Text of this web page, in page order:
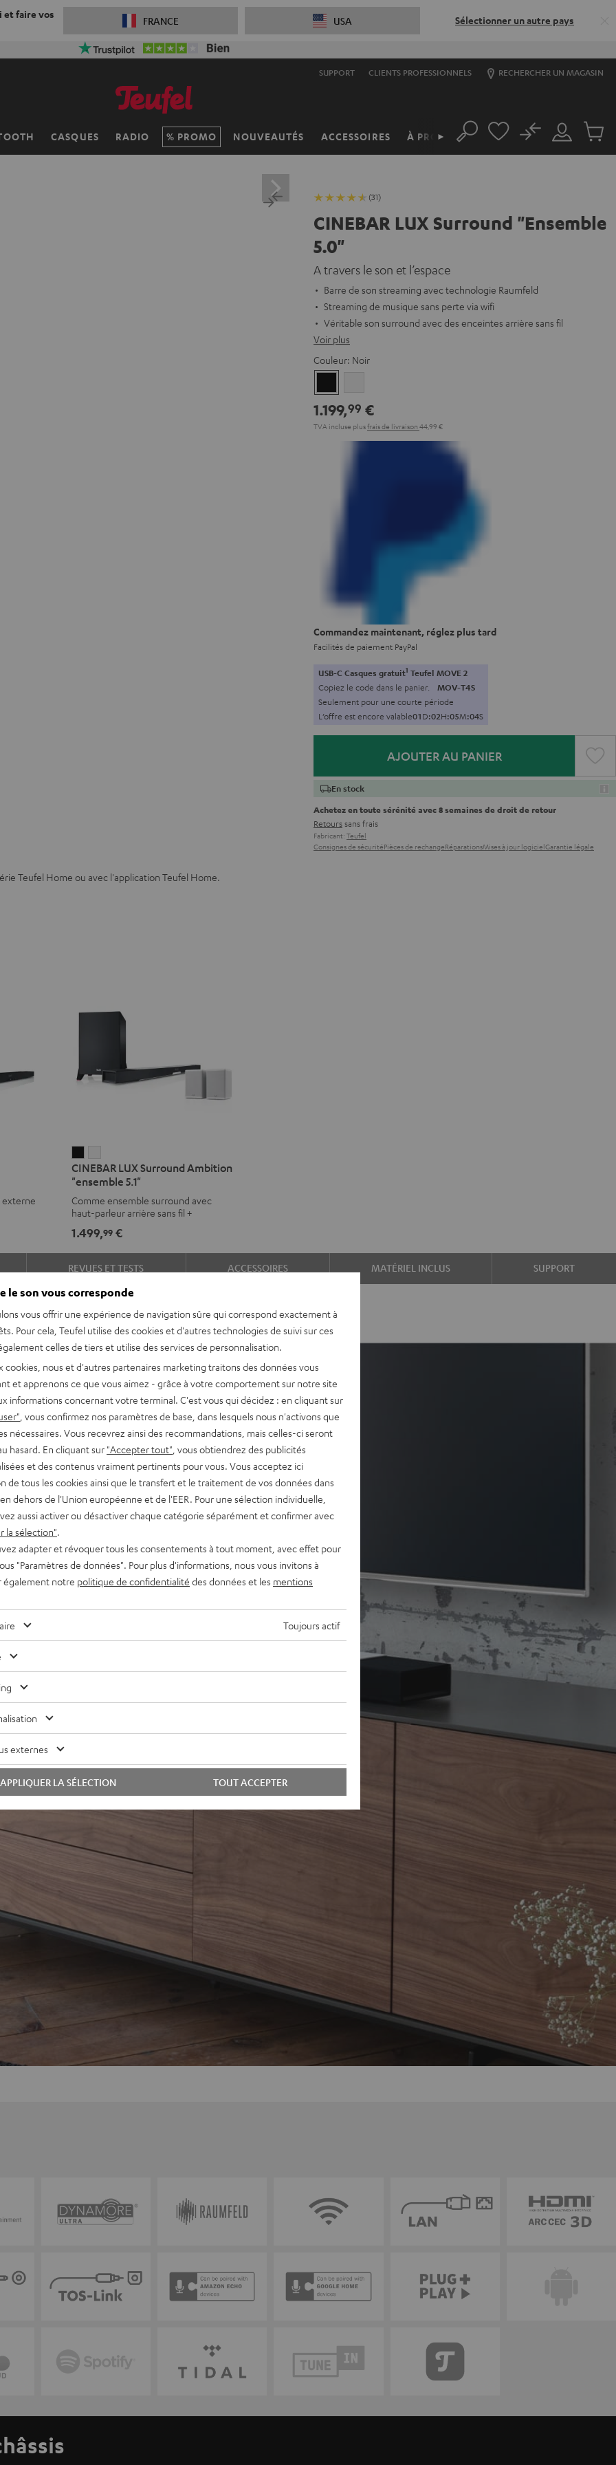
et faire vos
FRANCE USA Sélectionner un autre pays
SUPPORT CLIENTS PROFESSIONNELS RECHERCHER UN MAGASIN
CASQUES RADIO PROMO NOUVEAUTÉS ACCESSOIRES À PROPOS
► Rechercher
Mon
compte
No
(31)
CINEBAR LUX Surround "Ensemble
5.0"
A travers le son et l’espace
Barre de son streaming avec technologie Raumfeld
Streaming de musique sans perte via wifi
Véritable son surround avec des enceintes arrière sans fil
Voir plus
Couleur: Noir
1.199,99 €
TVA incluse plusfrais de livraison 44,99 €
Commandez maintenant, réglez plus tard
Facilités de paiement PayPal
USB-C Casques gratuit1 Teufel MOVE 2
Copiez le code dans le panier. MOV-T4S
Seulement pour une courte période
L’offre est encore valable01D:02H:05M:02S
AJOUTER AU PANIER
En stock
Achetez en toute sérénité avec 8 semaines de droit de retour
Retourssans frais
Fabricant: Teufel
Consignes de sécuritéPièces de rechangeRéparationsMises à jour logicielGarantie légale
Teufel Home ou avec l'application Teufel Home.
externe
LUX
Surround
Ambition
"ensemble
5.1"
Noir
LUX
Surround
Ambition
"ensemble
5.1"
Blanc
CINEBAR LUX Surround Ambition
"ensemble 5.1"
Comme ensemble surround avec
haut-parleur arrière sans fil +
1.499,99€
REVUES ET TESTS ACCESSOIRES MATÉRIEL INCLUS SUPPORT
Elle est du reste
et jeux
montées sur pied ou au
et un système à 2 voies
solide et stable
sonore en mesure de
haut au profit d’un son
audio HD, Multiroom)
TV, ARC pour
haut, possibilité de
du son, mode nuit
série Teufel Home ou
le son vous corresponde
vous offrir une expérience de navigation sûre qui correspond exactement à
Pour cela, Teufel utilise des cookies et d'autres technologies de suivi sur ces
celles de tiers et utilise des services de personnalisation.
cookies, nous et d'autres partenaires marketing traitons des données vous
et apprenons ce que vous aimez - grâce à votre comportement sur notre site
informations concernant votre terminal. C'est vous qui décidez : en cliquant sur
, vous confirmez nos paramètres de base, dans lesquels nous n'activons que
nécessaires. Vous recevrez ainsi des recommandations, mais celles-ci seront
hasard. En cliquant sur "Accepter tout" , vous obtiendrez des publicités
et des contenus vraiment pertinents pour vous. Vous acceptez ici
de tous les cookies ainsi que le transfert et le traitement de vos données dans
dehors de l'Union européenne et de l'EER. Pour une sélection individuelle,
aussi activer ou désactiver chaque catégorie séparément et confirmer avec
la sélection"
adapter et révoquer tous les consentements à tout moment, avec effet pour
"Paramètres de données". Pour plus d'informations, nous vous invitons à
également notre politique de confidentialité des données et les mentions
Toujours actif
externes
TOUT ACCEPTER
APPLIQUER LA SÉLECTION